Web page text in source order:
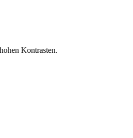
Kontrasten.